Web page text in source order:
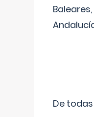
Baleares,
De